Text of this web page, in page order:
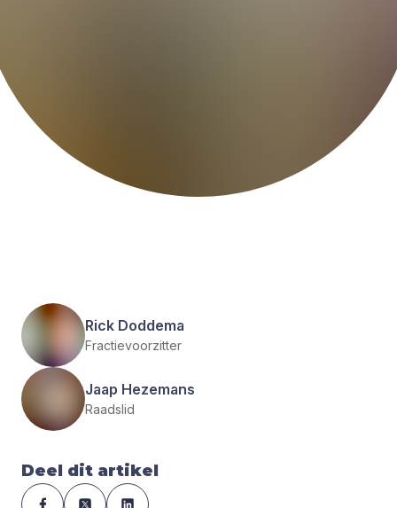
Rick Doddema
Fractievoorzitter
Jaap Hezemans
Raadslid
Deel dit artikel